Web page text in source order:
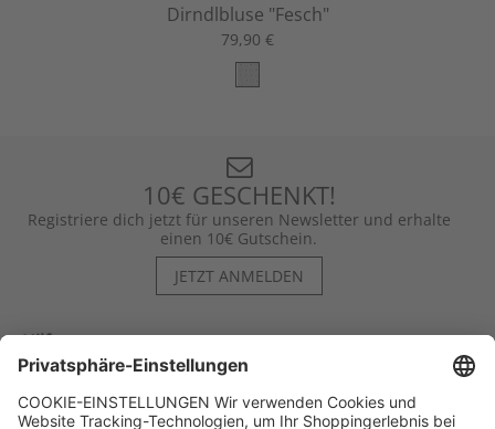
Dirndlbluse "Fesch"
79,90 €
10€ GESCHENKT!
Registriere dich jetzt für unseren Newsletter und erhalte
einen 10€ Gutschein.
JETZT ANMELDEN
Hilfe
Kontakt